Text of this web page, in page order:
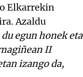
Elkarrekin
Azaldu
egun honek eta
II
izango da,